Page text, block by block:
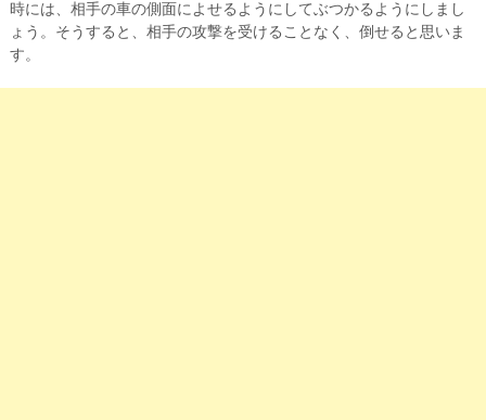
時には、相手の車の側面によせるようにしてぶつかるようにしまし
ょう。そうすると、相手の攻撃を受けることなく、倒せると思いま
す。